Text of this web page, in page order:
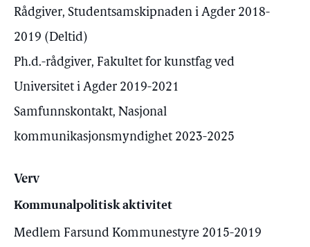
Rådgiver, Studentsamskipnaden i Agder 2018-
2019 (Deltid)
Ph.d.-rådgiver, Fakultet for kunstfag ved
Universitet i Agder 2019-2021
Samfunnskontakt, Nasjonal
kommunikasjonsmyndighet 2023-2025
Verv
Kommunalpolitisk aktivitet
Medlem Farsund Kommunestyre 2015-2019